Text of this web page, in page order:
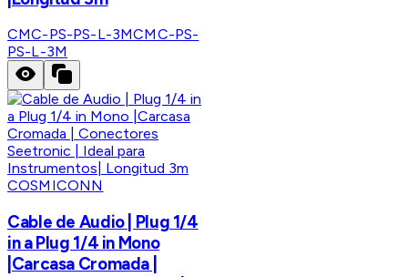
CMC-PS-PS-L-3MCMC-PS-
PS-L-3M
COSMICONN
Cable de Audio | Plug 1/4
in a Plug 1/4 in Mono
|Carcasa Cromada |